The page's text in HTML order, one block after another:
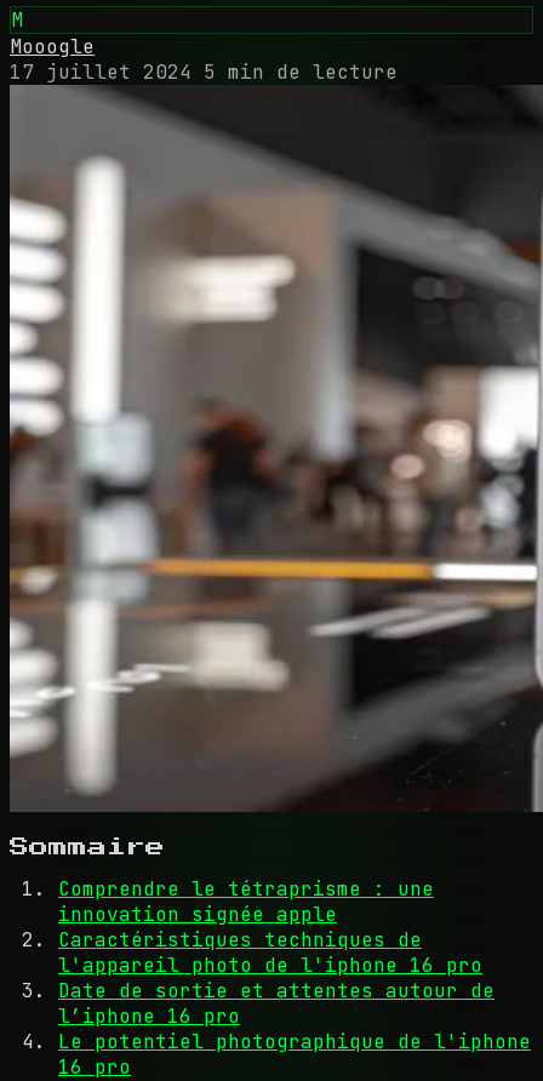
M
Mooogle
17 juillet 2024
5 min de lecture
Sommaire
Comprendre le tétraprisme : une
innovation signée apple
Caractéristiques techniques de
l'appareil photo de l'iphone 16 pro
Date de sortie et attentes autour de
l’iphone 16 pro
Le potentiel photographique de l'iphone
16 pro